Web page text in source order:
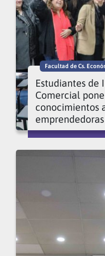
Facultad de Cs.
Estudiantes de
Comercial
conocimientos